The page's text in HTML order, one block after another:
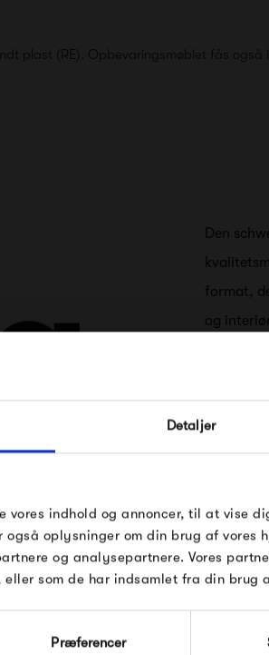
Detaljer
vores indhold og annoncer, til at vise
oplysninger om din brug af vores
og analysepartnere. Vores
som de har indsamlet fra din brug
Præferencer
plast (RE). Opbevaringsmøblet fås også i
Den
format,
og
Vitras
design,
de
Produkter fra samme
FÅ 10% PÅ
Gælder ikke på
Pop og i forvejen